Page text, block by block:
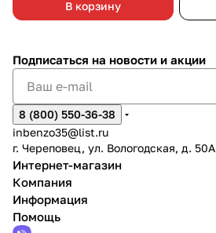
В корзину
Подписаться на новости и акции
8 (800) 550-36-38
inbenzo35@list.ru
г. Череповец, ул. Вологодская, д. 50А
Интернет-магазин
Компания
Информация
Помощь